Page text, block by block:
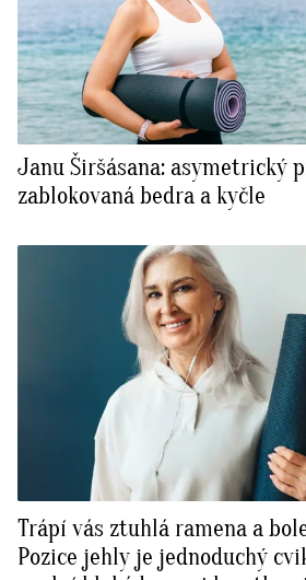
Janu Širšásana: asymetrický
zablokovaná bedra a kyčle
Trápí vás ztuhlá ramena a
Pozice jehly je jednoduchý